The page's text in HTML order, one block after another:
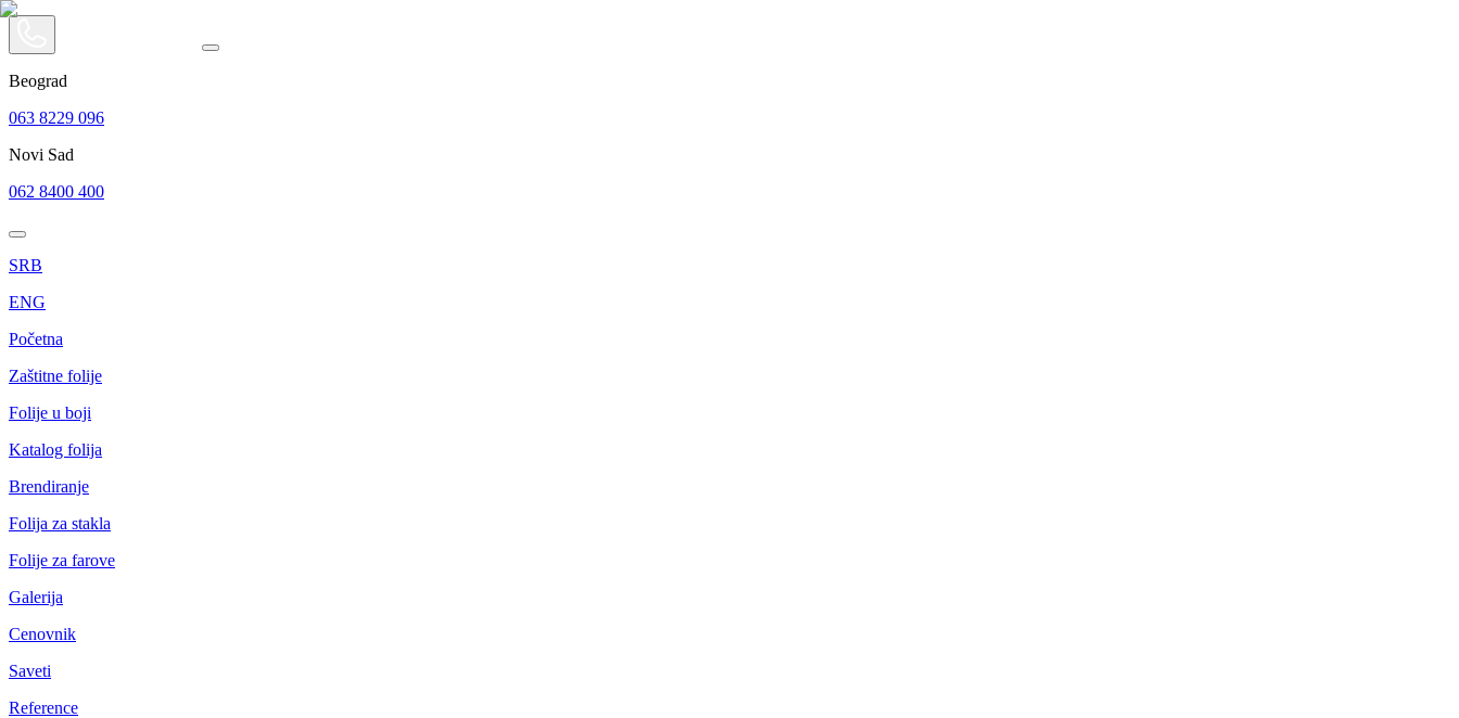
Beograd
063 8229 096
Novi Sad
062 8400 400
SRB
ENG
Početna
Zaštitne folije
Folije u boji
Katalog folija
Brendiranje
Folija za stakla
Folije za farove
Galerija
Cenovnik
Saveti
Reference